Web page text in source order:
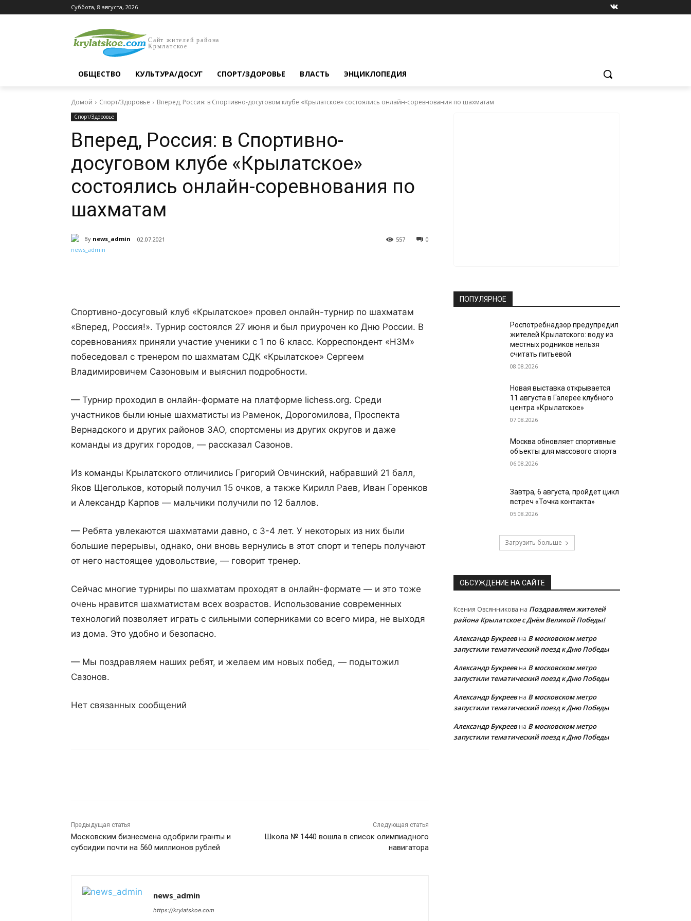
Суббота, 8 августа, 2026
Сайт жителей района
Крылатское
ОБЩЕСТВО КУЛЬТУРА/ДОСУГ СПОРТ/ЗДОРОВЬЕ ВЛАСТЬ ЭНЦИКЛОПЕДИЯ
Домой Спорт/Здоровье Вперед, Россия: в Спортивно-досуговом клубе «Крылатское» состоялись онлайн-соревнования по шахматам
Спорт/Здоровье
Вперед, Россия: в Спортивно-
досуговом клубе «Крылатское»
состоялись онлайн-соревнования по
шахматам
By news_admin 02.07.2021 0
557
Спортивно-досуговый клуб «Крылатское» провел онлайн-турнир по шахматам
«Вперед, Россия!». Турнир состоялся 27 июня и был приурочен ко Дню России. В
соревнованиях приняли участие ученики с 1 по 6 класс. Корреспондент «НЗМ»
побеседовал с тренером по шахматам СДК «Крылатское» Сергеем
Владимировичем Сазоновым и выяснил подробности.
— Турнир проходил в онлайн-формате на платформе lichess.org. Среди
участников были юные шахматисты из Раменок, Дорогомилова, Проспекта
Вернадского и других районов ЗАО, спортсмены из других округов и даже
команды из других городов, — рассказал Сазонов.
Из команды Крылатского отличились Григорий Овчинский, набравший 21 балл,
Яков Щегольков, который получил 15 очков, а также Кирилл Раев, Иван Горенков
и Александр Карпов — мальчики получили по 12 баллов.
— Ребята увлекаются шахматами давно, с 3-4 лет. У некоторых из них были
большие перерывы, однако, они вновь вернулись в этот спорт и теперь получают
от него настоящее удовольствие, — говорит тренер.
Сейчас многие турниры по шахматам проходят в онлайн-формате — и это тоже
очень нравится шахматистам всех возрастов. Использование современных
технологий позволяет играть с сильными соперниками со всего мира, не выходя
из дома. Это удобно и безопасно.
— Мы поздравляем наших ребят, и желаем им новых побед, — подытожил
Сазонов.
Нет связанных сообщений
Предыдущая статья
Московским бизнесмена одобрили гранты и
субсидии почти на 560 миллионов рублей
Следующая статья
Школа № 1440 вошла в список олимпиадного
навигатора
news_admin
https://krylatskoe.com
ПОПУЛЯРНОЕ
Роспотребнадзор предупредил
жителей Крылатского: воду из
местных родников нельзя
считать питьевой
08.08.2026
Новая выставка открывается
11 августа в Галерее клубного
центра «Крылатское»
07.08.2026
Москва обновляет спортивные
объекты для массового спорта
06.08.2026
Завтра, 6 августа, пройдет цикл
встреч «Точка контакта»
05.08.2026
Загрузить больше
ОБСУЖДЕНИЕ НА САЙТЕ
Ксения Овсянникова на Поздравляем жителей
района Крылатское с Днём Великой Победы!
Александр Букреевна В московском метро
запустили тематический поезд к Дню Победы
Александр Букреевна В московском метро
запустили тематический поезд к Дню Победы
Александр Букреевна В московском метро
запустили тематический поезд к Дню Победы
Александр Букреевна В московском метро
запустили тематический поезд к Дню Победы